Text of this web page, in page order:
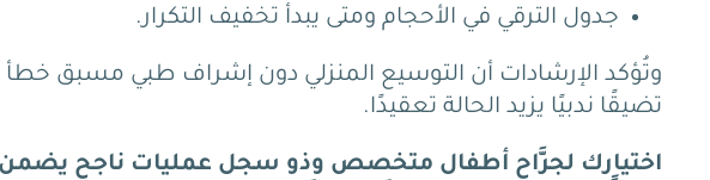
جدول الترقي في الأحجامومتى يبدأ تخفيف التكرار.
وتُؤكد الإرشادات أن التوسيع المنزلي دون إشراف طبي مسبق
تضيقًا ندبيًا يزيد الحالة تعقيدًا.
اختيارك لجرَّاح أطفال متخصص وذو سجل عمليات ناجح يضمن